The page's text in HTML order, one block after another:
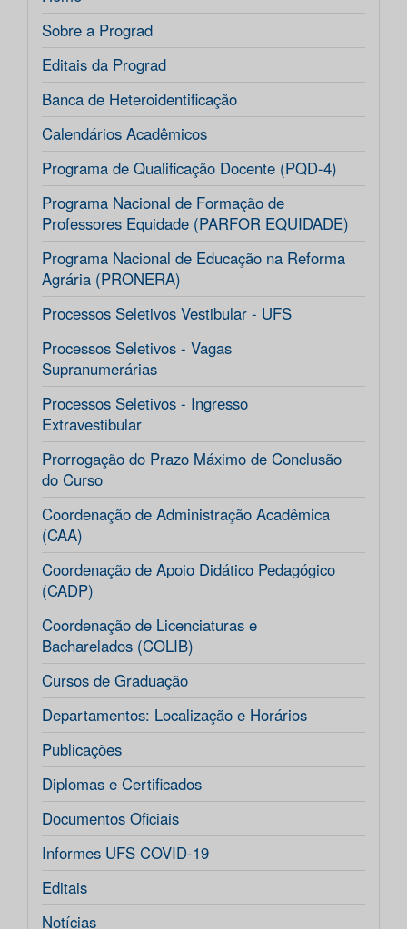
Sobre a Prograd
Editais da Prograd
Banca de Heteroidentificação
Calendários Acadêmicos
Programa de Qualificação Docente (PQD-4)
Programa Nacional de Formação de
Professores Equidade (PARFOR EQUIDADE)
Programa Nacional de Educação na Reforma
Agrária (PRONERA)
Processos Seletivos Vestibular - UFS
Processos Seletivos - Vagas
Supranumerárias
Processos Seletivos - Ingresso
Extravestibular
Prorrogação do Prazo Máximo de Conclusão
do Curso
Coordenação de Administração Acadêmica
(CAA)
Coordenação de Apoio Didático Pedagógico
(CADP)
Coordenação de Licenciaturas e
Bacharelados (COLIB)
Cursos de Graduação
Departamentos: Localização e Horários
Publicações
Diplomas e Certificados
Documentos Oficiais
Informes UFS COVID-19
Editais
Notícias